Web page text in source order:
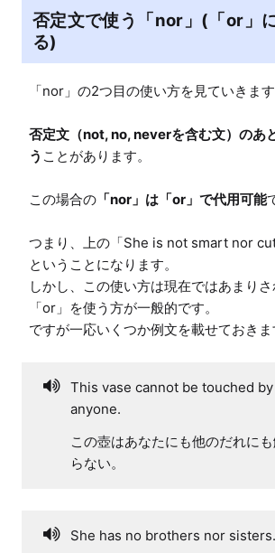
否定文で使う「nor」(「or」
る)
「nor」の2つ目の使い方を見ていきます
否定文（not, no, neverを含む文）のあ
う ことがあります。
この場合の 「nor」は「or」で代用可能
つまり、上の「She is not smart nor
ということになります。
しかし、この使い方は現在ではあまりさ
「or」を使う方が一般的です。
ですが一応いくつか例文を載せておきま
This vase cannot be touched
anyone.
この壺はあなたにも他のだれに
らない。
She has no brothers nor sisters.